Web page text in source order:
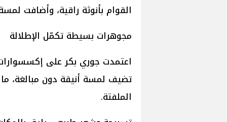
القوام بأنوثة راقية، وأضافت
مجوهرات بسيطة تكمّل الإطلالة
اعتمدت جوري بكر على
تضيف لمسة أنيقة دون مبالغة، ما
الملفتة.